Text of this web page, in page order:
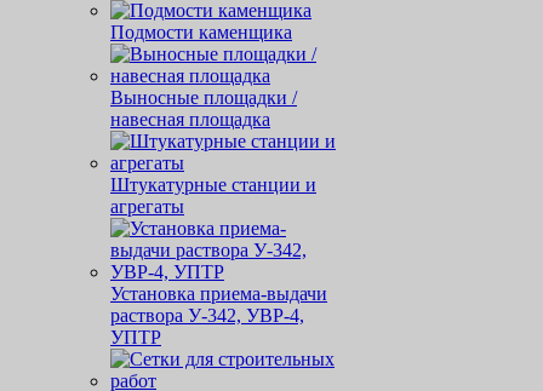
Подмости каменщика
Выносные площадки /
навесная площадка
Штукатурные станции и
агрегаты
Установка приема-выдачи
раствора У-342, УВР-4,
УПТР